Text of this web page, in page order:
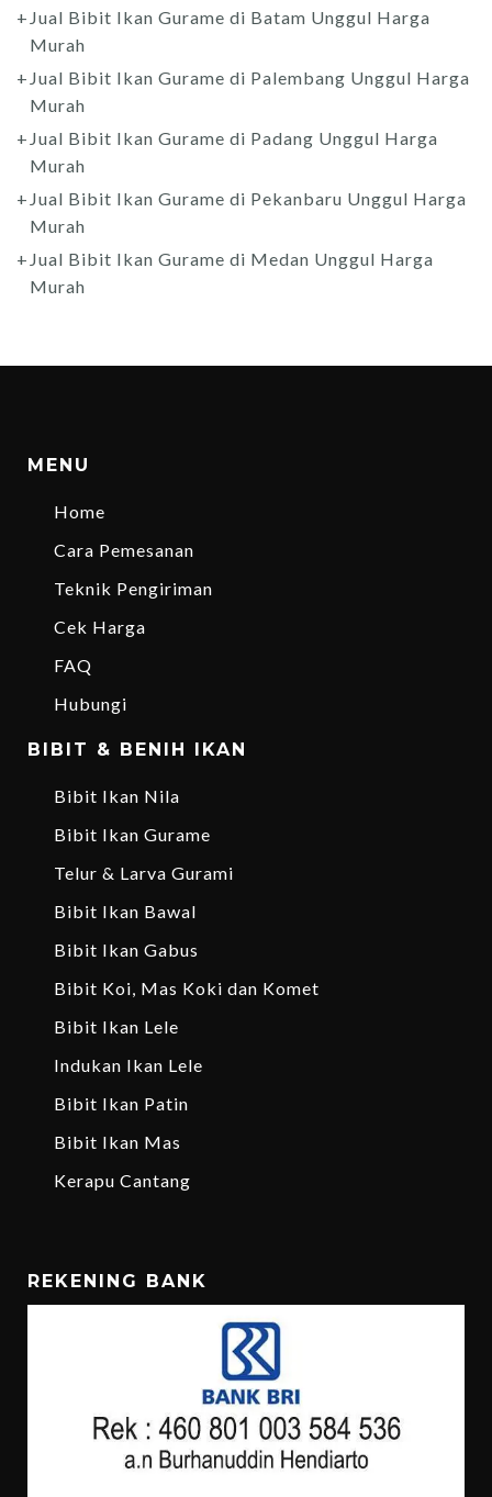
Jual Bibit Ikan Gurame di Batam Unggul Harga
Murah
Jual Bibit Ikan Gurame di Palembang Unggul Harga
Murah
Jual Bibit Ikan Gurame di Padang Unggul Harga
Murah
Jual Bibit Ikan Gurame di Pekanbaru Unggul Harga
Murah
Jual Bibit Ikan Gurame di Medan Unggul Harga
Murah
MENU
Home
Cara Pemesanan
Teknik Pengiriman
Cek Harga
FAQ
Hubungi
BIBIT & BENIH IKAN
Bibit Ikan Nila
Bibit Ikan Gurame
Telur & Larva Gurami
Bibit Ikan Bawal
Bibit Ikan Gabus
Bibit Koi, Mas Koki dan Komet
Bibit Ikan Lele
Indukan Ikan Lele
Bibit Ikan Patin
Bibit Ikan Mas
Kerapu Cantang
REKENING BANK